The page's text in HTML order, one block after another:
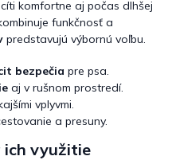
komfortne aj počas dlhšej
funkčnosť a
predstavujú výbornú voľbu.
bezpečia pre psa.
aj v rušnom prostredí.
vplyvmi.
a presuny.
ich využitie